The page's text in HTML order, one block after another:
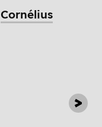
Cornélius